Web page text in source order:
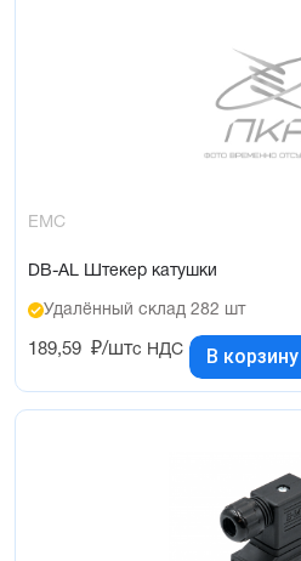
EMC
DB-AL Штекер катушки
Удалённый склад 282 шт
189,59 ₽/штс НДС В корзину